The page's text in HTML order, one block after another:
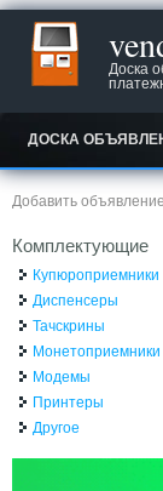
Доска
ДОСКА
Добавить объявление
Комплектующие
Купюроприемники
Диспенсеры
Тачскрины
Монетоприемники
Модемы
Принтеры
Другое